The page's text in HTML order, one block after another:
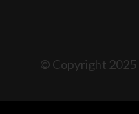
© Copyright 2025